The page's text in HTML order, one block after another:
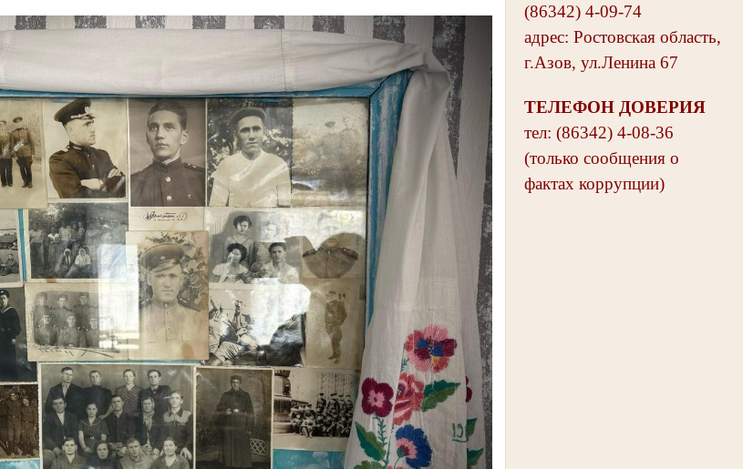
(86342) 4-09-74
адрес: Ростовская область,
г.Азов, ул.Ленина 67
ТЕЛЕФОН ДОВЕРИЯ
тел: (86342) 4-08-36
(только сообщения о
фактах коррупции)